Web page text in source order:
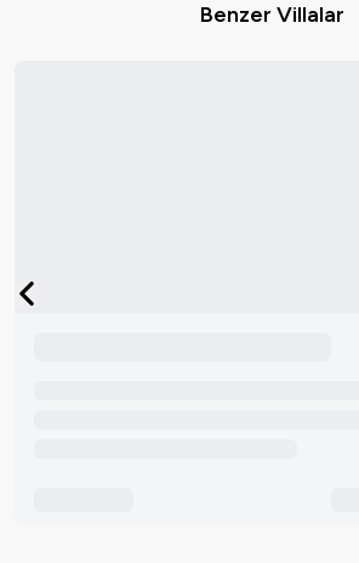
Benzer Villalar